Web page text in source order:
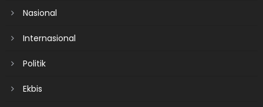
Nasional
Internasional
Politik
Ekbis